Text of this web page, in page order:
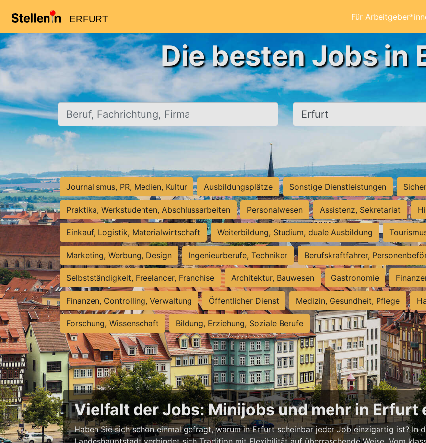
ERFURT Für
Die besten Jobs in
Beruf, Fachrichtung, Firma Ort, Stadt
Journalismus, PR, Medien, Kultur Ausbildungsplätze Sonstige Dienstleistungen
Praktika, Werkstudenten, Abschlussarbeiten Personalwesen Assistenz, Sekretariat
Einkauf, Logistik, Materialwirtschaft Weiterbildung, Studium, duale Ausbildung
Marketing, Werbung, Design Ingenieurberufe, Techniker Berufskraftfahrer,
Selbstständigkeit, Freelancer, Franchise Architektur, Bauwesen Gastronomie
Finanzen, Controlling, Verwaltung Öffentlicher Dienst Medizin, Gesundheit, Pflege
Forschung, Wissenschaft Bildung, Erziehung, Soziale Berufe
Vielfalt der Jobs: Minijobs und mehr in Erfurt
Haben Sie sich schon einmal gefragt, warum in Erfurt scheinbar jeder Job einzigartig ist? In